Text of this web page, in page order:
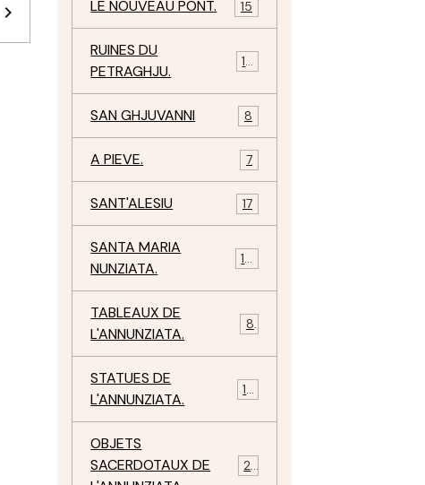
LE NOUVEAU PONT. 15
RUINES DU
PETRAGHJU.
12
SAN GHJUVANNI 8
A PIEVE. 7
SANT'ALESIU 17
SANTA MARIA
NUNZIATA.
10
TABLEAUX DE
L'ANNUNZIATA.
8
STATUES DE
L'ANNUNZIATA.
15
OBJETS
SACERDOTAUX DE
24